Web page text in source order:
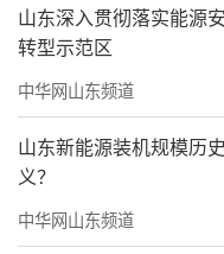
山东深入贯彻落实能源
转型示范区
中华网山东频道
山东新能源装机规模历
义？
中华网山东频道